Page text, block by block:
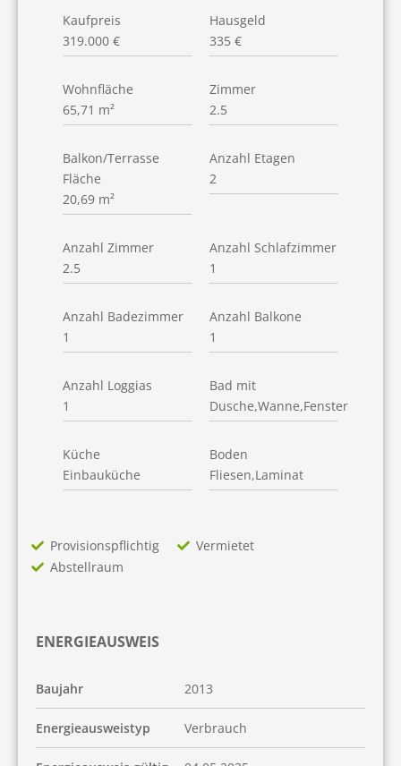
Kaufpreis
319.000 €
Hausgeld
335 €
Wohnfläche
65,71 m²
Zimmer
2.5
Balkon/Terrasse
Fläche
20,69 m²
Anzahl Etagen
2
Anzahl Zimmer
2.5
Anzahl Schlafzimmer
1
Anzahl Badezimmer
1
Anzahl Balkone
1
Anzahl Loggias
1
Bad mit
Dusche,Wanne,Fenster
Küche
Einbauküche
Boden
Fliesen,Laminat
Provisionspflichtig
Vermietet
Abstellraum
ENERGIEAUSWEIS
Baujahr 2013
Energieausweistyp Verbrauch